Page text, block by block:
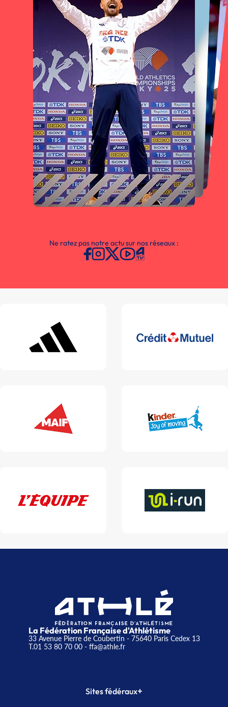
Ne ratez pas notre actu sur nos réseaux :
La Fédération Française d'Athlétisme
33 Avenue Pierre de Coubertin - 75640 Paris Cedex 13
T.01 53 80 70 00- ffa@athle.fr
Sites fédéraux+